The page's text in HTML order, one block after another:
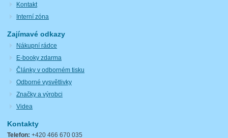
Kontakt
Interní zóna
Zajímavé odkazy
Nákupní rádce
E-booky zdarma
Články v odborném tisku
Odborné vysvětlivky
Značky a výrobci
Videa
Kontakty
Telefon: +420 466 670 035